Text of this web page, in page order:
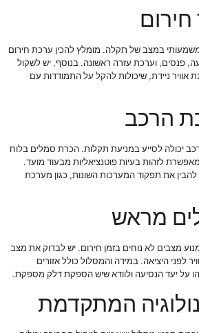
משמעותי במצב של תקלה. מומלץ להכין ערכת חירום
פנסים, וערכת עזרה ראשונה. בנוסף, יש לשקול
אוויר ניידת, שיכולות להקל על התמודדות עם
הרכב
יכולה לסייע במניעת תקלות. הכרת סמלים בלוח
לזהות בעיות פוטנציאליות מבעוד מועד.
להבין את תפקוד המערכות השונות, כגון מערכת
מראש
מצבים לא נוחים בזמן חירום. יש לבדוק את מצב
לפני היציאה. במידה והמסלול כולל אזורים
על יעד הנסיעה ולוודא שיש הספקת דלק מספקת.
המתקדמת